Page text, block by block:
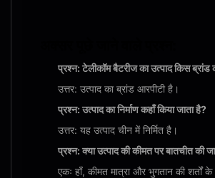
प्रश्न: टेलीकॉम बैटरीज का उत्पाद किस ब्रांड
उत्तर: उत्पाद का ब्रांड आरपीटी है।
प्रश्न: उत्पाद का निर्माण कहाँ किया जाता है?
उत्तर: यह उत्पाद चीन में निर्मित है।
प्रश्न: क्या उत्पाद की कीमत पर बातचीत की
एकः हाँ, कीमत मात्रा और भुगतान की शर्तों